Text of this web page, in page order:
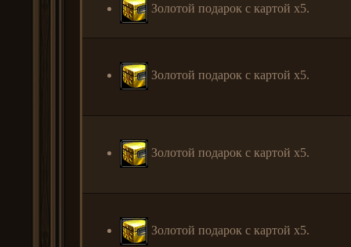
Золотой подарок с картой x5.
Золотой подарок с картой x5.
Золотой подарок с картой x5.
Золотой подарок с картой x5.